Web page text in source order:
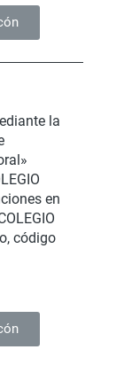
la
en
código